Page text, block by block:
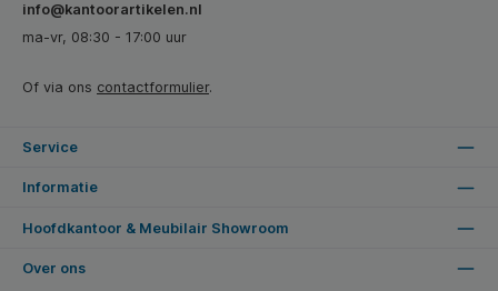
info@kantoorartikelen.nl
ma-vr, 08:30 - 17:00 uur
Of via ons contactformulier.
Service
Informatie
Hoofdkantoor & Meubilair Showroom
Over ons